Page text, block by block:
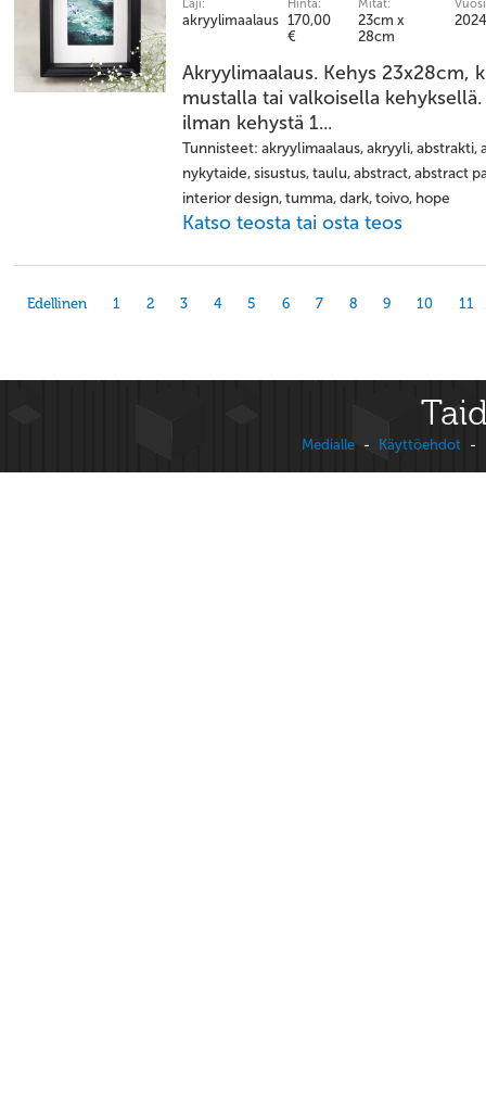
Laji:
akryylimaalaus
Hinta:
170,00
€
Mitat:
23cm x
28cm
2024
Akryylimaalaus. Kehys 23x28cm,
mustalla tai valkoisella
ilman kehystä 1...
Tunnisteet: akryylimaalaus, akryyli, abstrakti,
nykytaide, sisustus, taulu, abstract, abstract
interior design, tumma, dark, toivo, hope
Katso teosta tai osta teos
Edellinen 1 2 3 4 5 6 7 8 9 10 11
Medialle - Käyttöehdot -